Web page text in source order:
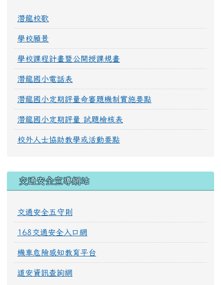
潛龍校歌
學校願景
學校課程計畫暨公開授課規畫
潛龍國小電話表
潛龍國小定期評量命審題機制實施要點
潛龍國小定期評量 試題檢核表
校外人士協助教學或活動要點
交通安全宣導網站
交通安全五守則
168交通安全入口網
機車危險感知教育平台
道安資訊查詢網